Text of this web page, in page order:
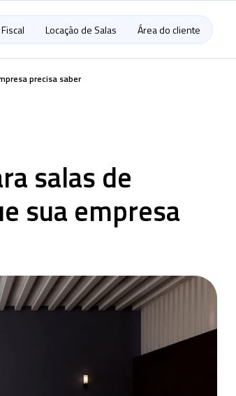
Locação de Salas Área do cliente
precisa saber
salas de
sua empresa